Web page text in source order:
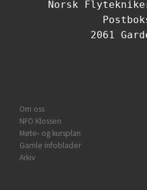
Norsk
2061
Om oss
NFO Klossen
Møte- og kursplan
Gamle infoblader
Arkiv